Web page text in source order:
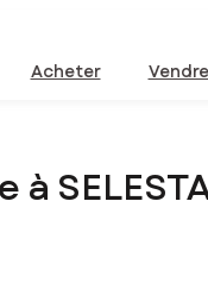
Acheter Vendre